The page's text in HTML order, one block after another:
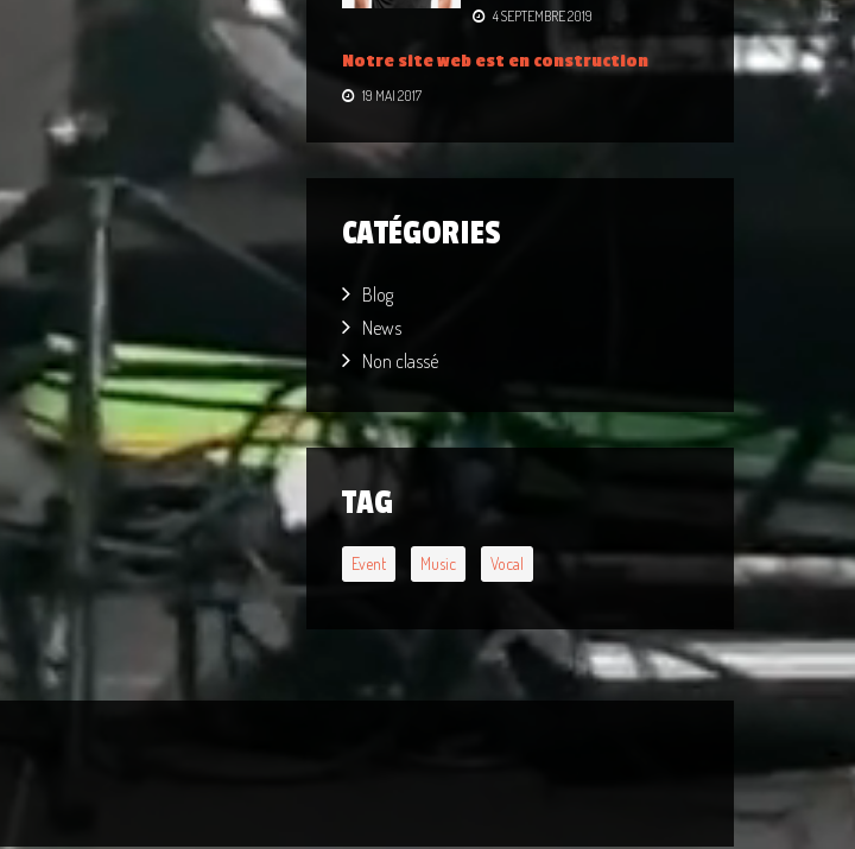
4 SEPTEMBRE 2019
Notre site web est en construction
19 MAI 2017
CATÉGORIES
Blog
News
Non classé
TAG
Event Music Vocal